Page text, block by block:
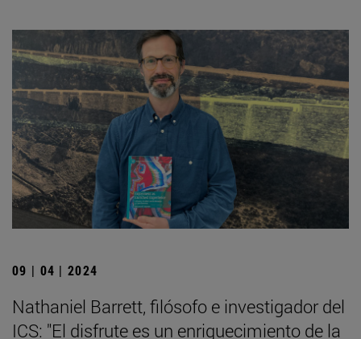
09 | 04 | 2024
Nathaniel Barrett, filósofo e investigador del
ICS: "El disfrute es un enriquecimiento de la